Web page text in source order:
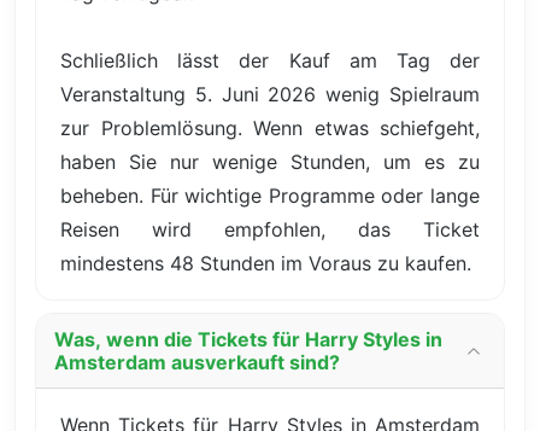
Schließlich lässt der Kauf am Tag der
Veranstaltung 5. Juni 2026 wenig Spielraum
zur Problemlösung. Wenn etwas schiefgeht,
haben Sie nur wenige Stunden, um es zu
beheben. Für wichtige Programme oder lange
Reisen wird empfohlen, das Ticket
mindestens 48 Stunden im Voraus zu kaufen.
Was, wenn die Tickets für Harry Styles in
Amsterdam ausverkauft sind?
Wenn Tickets für Harry Styles in Amsterdam